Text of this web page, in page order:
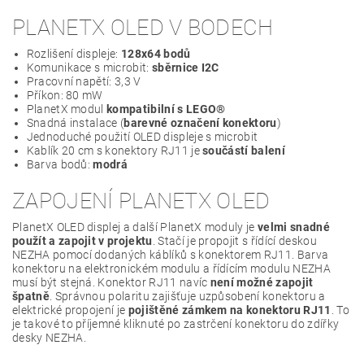
PLANETX OLED V BODECH
Rozlišení displeje: 128x64 bodů
Komunikace s microbit: sběrnice I2C
Pracovní napětí: 3,3 V
Příkon: 80 mW
PlanetX modul
kompatibilní s LEGO®
Snadná instalace (barevné označení konektoru)
Jednoduché použití OLED displeje s microbit
Kablík 20 cm s konektory RJ11 jesoučástí balení
Barva bodů: modrá
ZAPOJENÍ PLANETX OLED
PlanetX OLED displej a další PlanetX moduly jevelmi snadné
použít a zapojit v projektu . Stačí je propojit s řídící deskou
NEZHA pomocí dodaných káblíků s konektorem RJ11. Barva
konektoru na elektronickém modulu a řídícím modulu NEZHA
musí být stejná. Konektor RJ11 navíc není možné zapojit
špatně. Správnou polaritu zajišťuje uzpůsobení konektoru a
elektrické propojení je pojištěné zámkem na konektoru RJ11 . To
je takové to příjemné kliknuté po zastrčení konektoru do zdířky
desky NEZHA.